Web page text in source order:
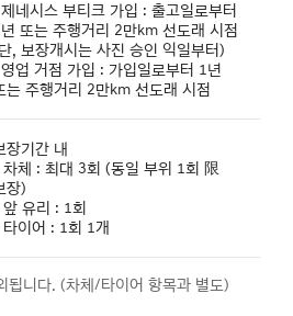
제네시스 부티크 가입 : 출고일로부터
또는 주행거리 2만km 선도래 시점
, 보장개시는 사진 승인 익일부터)
영업 거점 가입 : 가입일로부터 1년
는 주행거리 2만km 선도래 시점
장기간 내
체 : 최대 3회 (동일 부위 1회 限
장)
유리 : 1회
이어 : 1회 1개
니다. (차체/타이어 항목과 별도)